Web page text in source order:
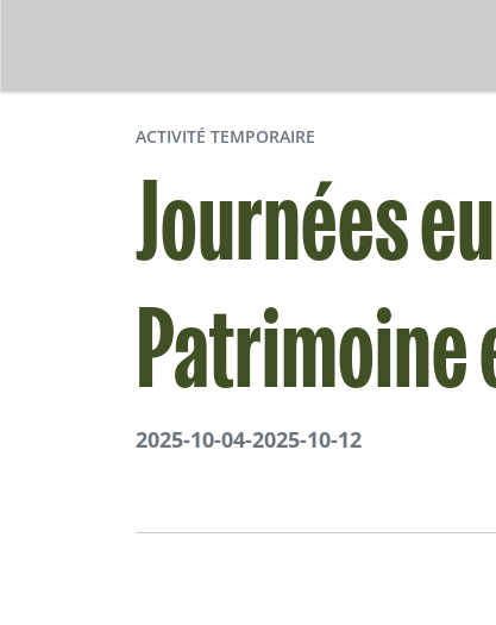
ACTIVITÉ TEMPORAIRE
Journées
2025-10-04-2025-10-12